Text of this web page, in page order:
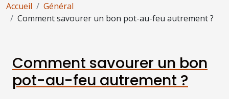
Accueil
Général
Comment savourer un bon pot-au-feu autrement ?
Comment savourer un bon
pot-au-feu autrement ?